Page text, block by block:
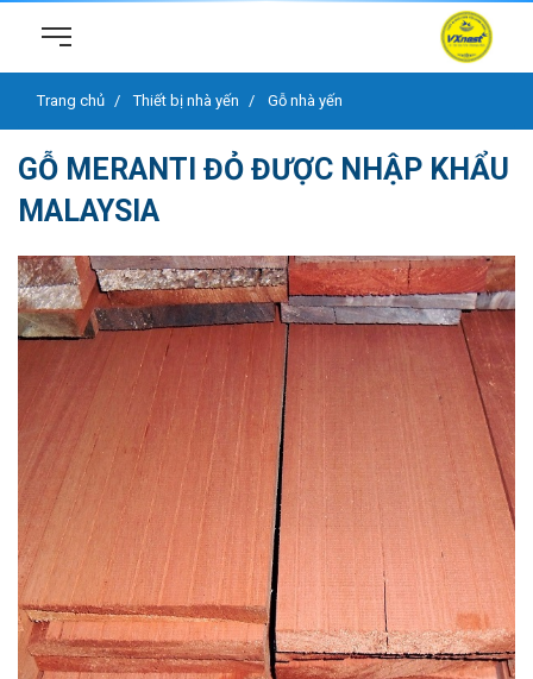
Trang chủ Thiết bị nhà yến Gỗ nhà yến
GỖ MERANTI ĐỎ ĐƯỢC NHẬP KHẨU
MALAYSIA